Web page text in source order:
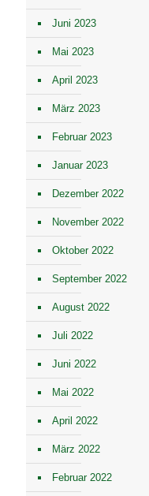
Juni 2023
Mai 2023
April 2023
März 2023
Februar 2023
Januar 2023
Dezember 2022
November 2022
Oktober 2022
September 2022
August 2022
Juli 2022
Juni 2022
Mai 2022
April 2022
März 2022
Februar 2022